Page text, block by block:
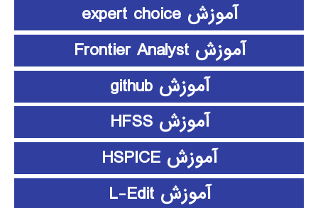
آموزش expert choice
آموزش Frontier Analyst
آموزش github
آموزش HFSS
آموزش HSPICE
آموزش L-Edit